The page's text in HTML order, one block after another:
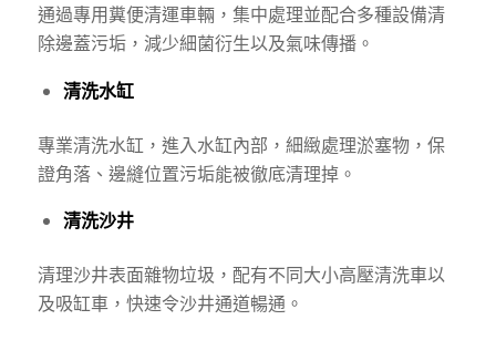
通過專用糞便清運車輛，集中處理並配合多種設備清
除邊蓋污垢，減少細菌衍生以及氣味傳播。
清洗水缸
專業清洗水缸，進入水缸內部，細緻處理淤塞物，保
證角落、邊縫位置污垢能被徹底清理掉。
清洗沙井
清理沙井表面雜物垃圾，配有不同大小高壓清洗車以
及吸缸車，快速令沙井通道暢通。